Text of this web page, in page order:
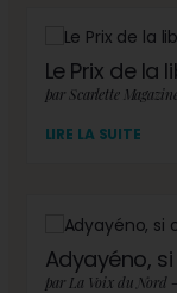
Le Prix de la
LIRE LA SUITE
Adyayéno,